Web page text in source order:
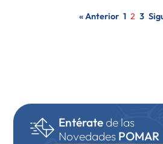
« Anterior 1 2 3
Entérate de las
NovedadesPOMAR